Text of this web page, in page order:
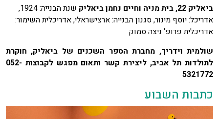
ביאליק 22, ביתמניה וחיים נחמןביאליק
שנת הבנייה: 1924,
אדריכל: יוסף מינור, סגנון הבנייה: ארצישראלי, אדריכלית השימור:
אדריכלית פרופ' ניצה סמוק
שולמית וידריך, מחברת הספר השכנים של ביאליק, חוקרת
לתולדות תל אביב,
ליצירת קשר ותאום מפגש לקבוצות 052-
5321772
כתבות השבוע